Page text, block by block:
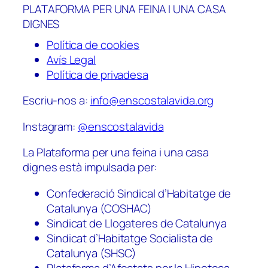
PLATAFORMA PER UNA FEINA I UNA CASA
DIGNES
Política de cookies
Avís Legal
Política de privadesa
Escriu-nos a: info@enscostalavida.org
Instagram: @enscostalavida
La Plataforma per una feina i una casa
dignes està impulsada per:
Confederació Sindical d’Habitatge de
Catalunya (COSHAC)
Sindicat de Llogateres de Catalunya
Sindicat d’Habitatge Socialista de
Catalunya (SHSC)